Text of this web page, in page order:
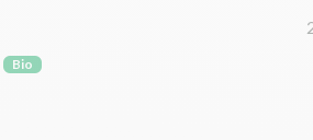
Bio